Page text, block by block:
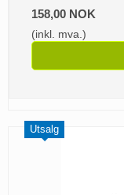
158,00 NOK
(inkl. mva.)
Utsalg